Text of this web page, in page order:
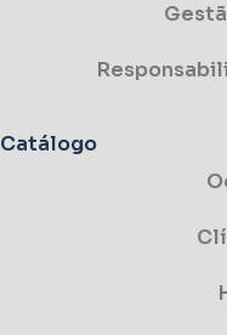
Catálogo